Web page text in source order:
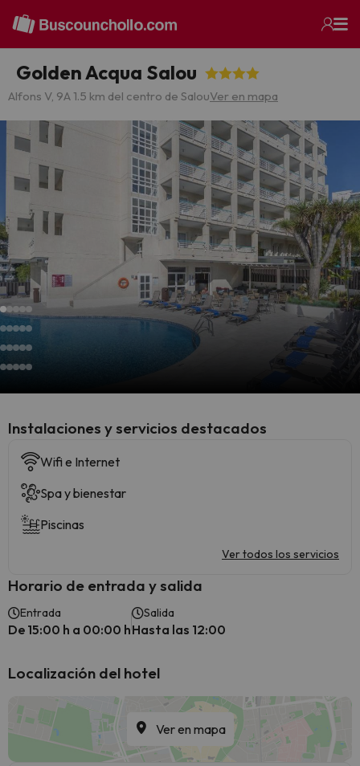
Golden Acqua Salou
Alfons V, 9A 1.5 km del centro de SalouVer en mapa
Instalaciones y servicios destacados
Wifi e Internet
Spa y bienestar
Piscinas
Ver todos los servicios
Horario de entrada y salida
Entrada
De 15:00 h a 00:00 h
Salida
Hasta las 12:00
Localización del hotel
Ver en mapa